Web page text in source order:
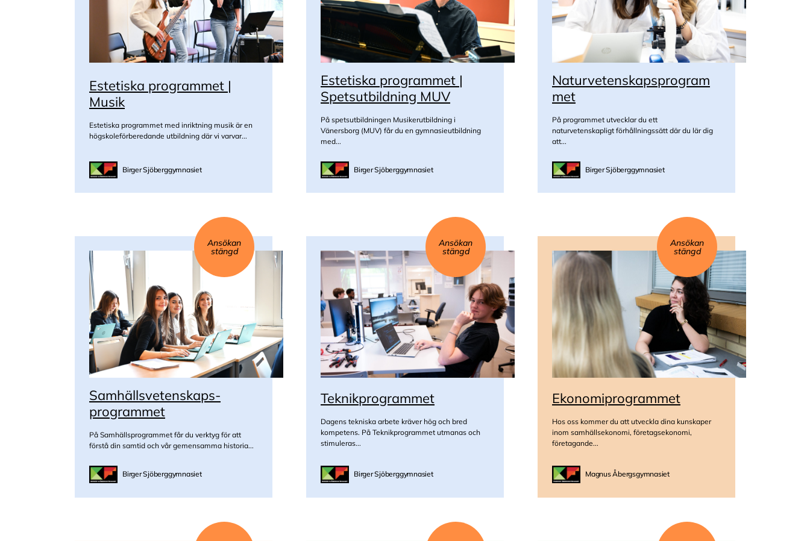
Estetiska programmet |
Musik
Estetiska programmet med inriktning musik är en
högskoleförberedande utbildning där vi varvar...
Birger Sjöberggymnasiet
Estetiska programmet |
Spetsutbildning MUV
På spetsutbildningen Musikerutbildning i
Vänersborg (MUV) får du en gymnasieutbildning
med...
Birger Sjöberggymnasiet
Naturvetenskapsprogram
met
På programmet utvecklar du ett
naturvetenskapligt förhållningssätt där du lär dig
att...
Birger Sjöberggymnasiet
Ansökan
stängd
Samhälls­vetenskaps­
programmet
På Samhällsprogrammet får du verktyg för att
förstå din samtid och vår gemensamma historia...
Birger Sjöberggymnasiet
Ansökan
stängd
Teknikprogrammet
Dagens tekniska arbete kräver hög och bred
kompetens. På Teknikprogrammet utmanas och
stimuleras...
Birger Sjöberggymnasiet
Ansökan
stängd
Ekonomiprogrammet
Hos oss kommer du att utveckla dina kunskaper
inom samhällsekonomi, företagsekonomi,
företagande...
Magnus Åbergsgymnasiet